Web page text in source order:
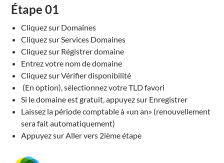
Étape 01
Cliquez sur Domaines
Cliquez sur Services Domaines
Cliquez sur Régistrerdomaine
Entrez votre nom de domaine
Cliquez sur Vérifier disponibilité
(En option), sélectionnezvotreTLDfavori
Si le domaine est gratuit, appuyez sur Enregistrer
Laissez la période comptable à «un an» (renouvellement
sera fait automatiquement)
Appuyez sur Aller vers 2ième étape